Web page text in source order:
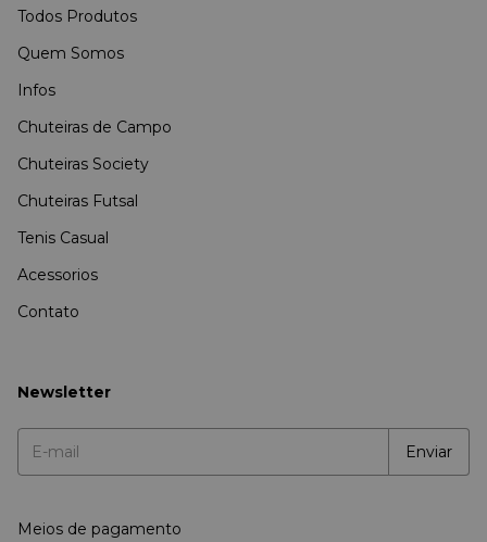
Todos Produtos
Quem Somos
Infos
Chuteiras de Campo
Chuteiras Society
Chuteiras Futsal
Tenis Casual
Acessorios
Contato
Newsletter
Meios de pagamento